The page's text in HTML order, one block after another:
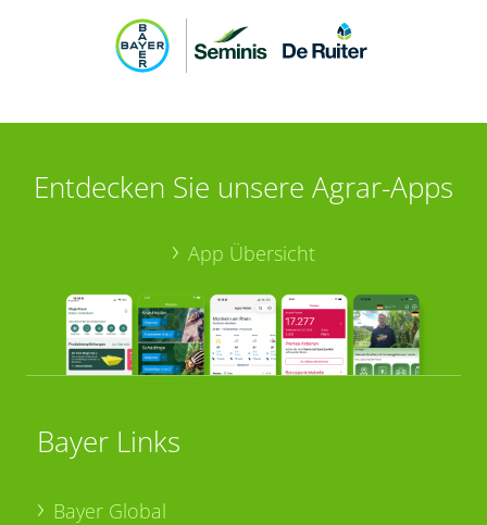
Entdecken Sie unsere Agrar-Apps
App Übersicht
Bayer Links
Bayer Global